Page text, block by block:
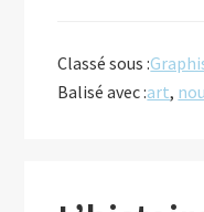
Classé sous :
Balisé avec :art,